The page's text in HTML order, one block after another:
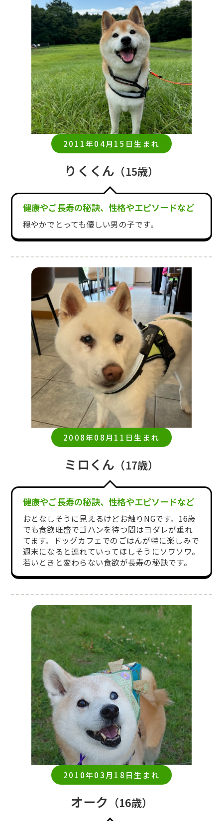
2011年04月15日生まれ
りくくん （15歳）
健康やご長寿の秘訣、性格やエピソードなど
穏やかでとっても優しい男の子です。
2008年08月11日生まれ
ミロくん （17歳）
健康やご長寿の秘訣、性格やエピソードなど
おとなしそうに見えるけどお触りNGです。16歳
でも食欲旺盛でゴハンを待つ間はヨダレが垂れ
てます。ドッグカフェでのごはんが特に楽しみで
週末になると連れていってほしそうにソワソワ。
若いときと変わらない食欲が長寿の秘訣です。
2010年03月18日生まれ
オーク （16歳）